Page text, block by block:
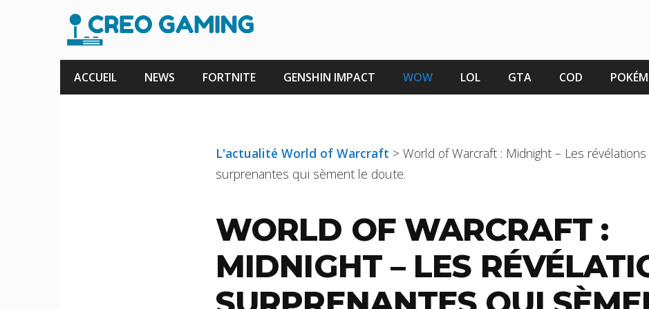
contenu
ACCUEIL NEWS FORTNITE GENSHIN IMPACT WOW LOL GTA COD
L'actualité World of Warcraft > World of Warcraft : Midnight – Les révélations
surprenantes qui sèment le doute.
WORLD OF WARCRAFT :
MIDNIGHT – LES